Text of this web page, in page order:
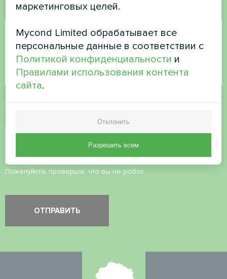
Комментарий
Пожалуйста, проверьте, что вы не робот.
маркетинговых целей.
Mycond Limited обрабатывает все
персональные данные в соответствии с
Политикой конфиденциальности и
Правилами использования контента
сайта.
Отклонить
Разрешить всем